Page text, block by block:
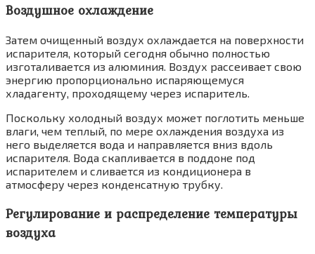
Воздушное охлаждение
Затем очищенный воздух охлаждается на поверхности
испарителя, который сегодня обычно полностью
изготаливается из алюминия. Воздух рассеивает свою
энергию про­порционально испаряющемуся
хладагенту, проходящему через испаритель.
Поскольку холодный воздух может поглотить меньше
влаги, чем теплый, по мере охлаждения воздуха из
него выделяется вода и направляется вниз вдоль
испарителя. Вода скапливается в под­доне под
испарителем и сливается из кондицио­нера в
атмосферу через конденсатную трубку.
Регулирование и распределение температуры
воздуха